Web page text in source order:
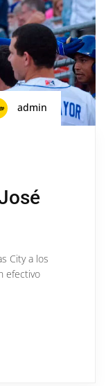
admin
City a los
efectivo